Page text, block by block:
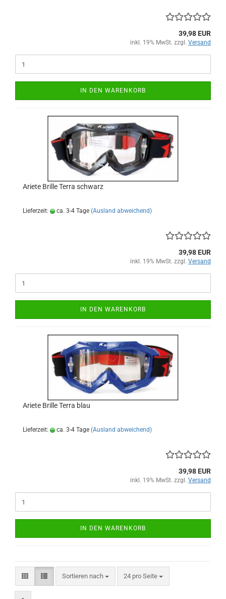
39,98 EUR
inkl. 19% MwSt. zzgl. Versand
IN DEN WARENKORB
Ariete Brille Terra schwarz
Lieferzeit: ca. 3-4 Tage (Ausland abweichend)
39,98 EUR
inkl. 19% MwSt. zzgl. Versand
IN DEN WARENKORB
Ariete Brille Terra blau
Lieferzeit: ca. 3-4 Tage (Ausland abweichend)
39,98 EUR
inkl. 19% MwSt. zzgl. Versand
IN DEN WARENKORB
Sortieren nach
Sortieren nach 24 pro Seite
pro Seite